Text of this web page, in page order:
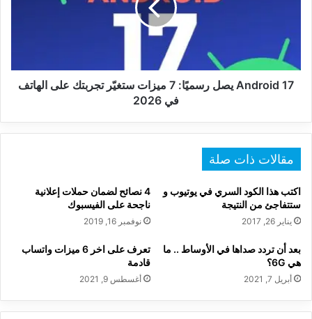
ستغيّر
تجربتك
على
الهاتف
Android 17 يصل رسميًا: 7 ميزات ستغيّر تجربتك على الهاتف
في 2026
مقالات ذات صلة
اكتب هذا الكود السري في يوتيوب و
ستتفاجئ من النتيجة
يناير 26, 2017
4 نصائح لضمان حملات إعلانية
ناجحة على الفيسبوك
نوفمبر 16, 2019
بعد أن تردد صداها في الأوساط .. ما
هي 6G؟
أبريل 7, 2021
تعرف على اخر 6 ميزات واتساب
قادمة
أغسطس 9, 2021